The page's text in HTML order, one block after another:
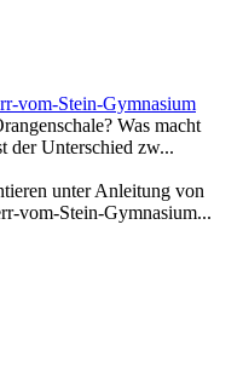
vom-Stein-Gymnasium
Was macht
der Unterschied zw...
unter Anleitung von
vom-Stein-Gymnasium...